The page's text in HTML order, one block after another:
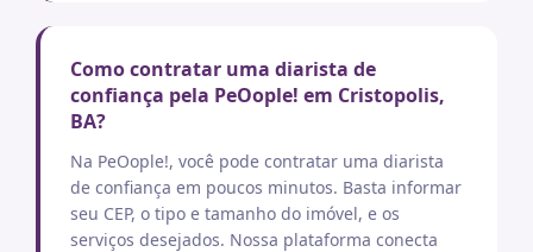
Como contratar uma diarista de
confiança pela PeOople! em Cristopolis,
BA?
Na PeOople!, você pode contratar uma diarista
de confiança em poucos minutos. Basta informar
seu CEP, o tipo e tamanho do imóvel, e os
serviços desejados. Nossa plataforma conecta